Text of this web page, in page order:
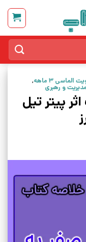
الماسی 3 ماهه ,
و رهبری
پیتر تیل